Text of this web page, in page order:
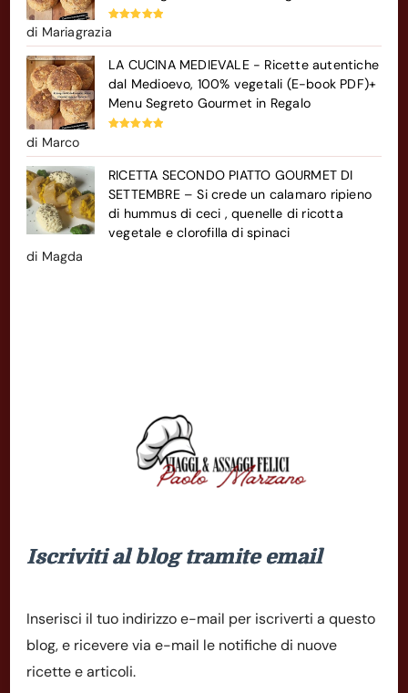
Valutato
su 5
di Mariagrazia
LA CUCINA MEDIEVALE - Ricette autentiche
dal Medioevo, 100% vegetali (E-book PDF)+
Menu Segreto Gourmet in Regalo
di Marco
RICETTA SECONDO PIATTO GOURMET DI
SETTEMBRE – Si crede un calamaro ripieno
di hummus di ceci , quenelle di ricotta
vegetale e clorofilla di spinaci
di Magda
Iscriviti al blog tramite email
Inserisci il tuo indirizzo e-mail per iscriverti a questo
blog, e ricevere via e-mail le notifiche di nuove
ricette e articoli.